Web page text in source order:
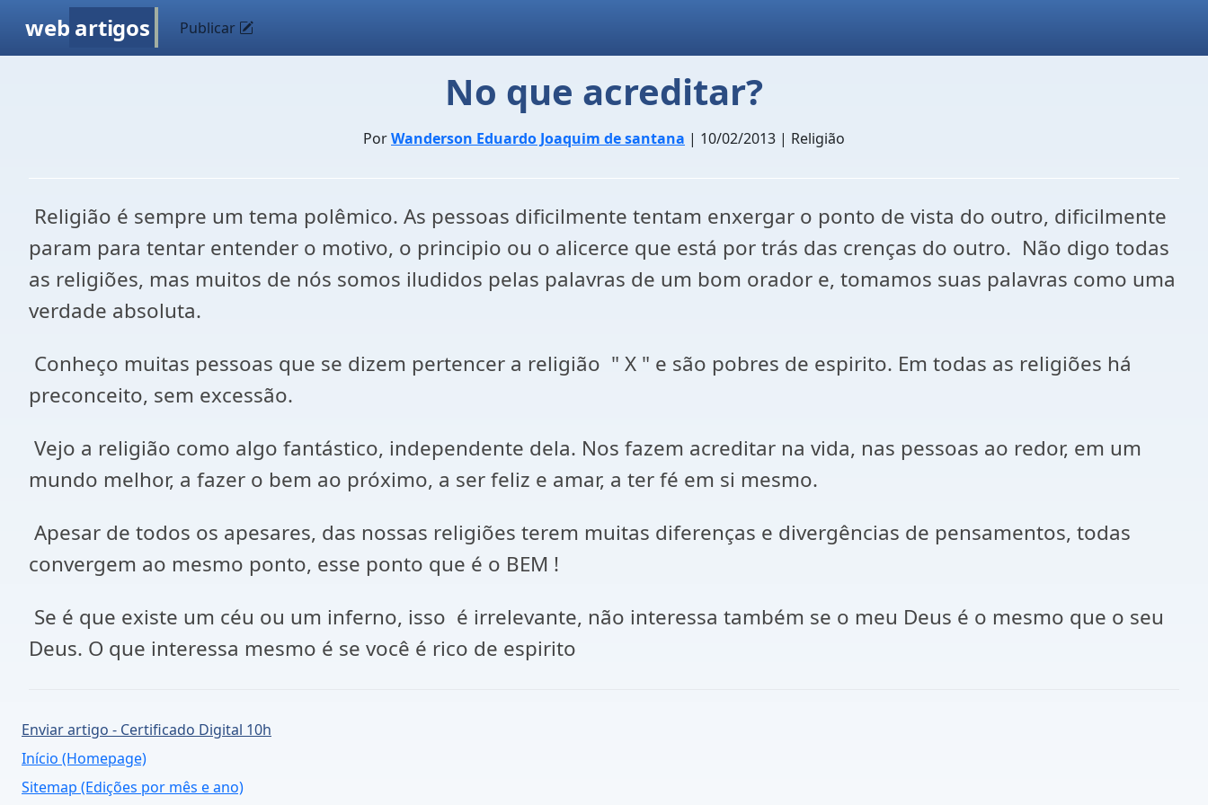
web artigos Publicar
No que acreditar?
PorWanderson Eduardo Joaquim de santana | 10/02/2013 | Religião
Religião é sempre um tema polêmico. As pessoas dificilmente tentam enxergar o ponto de vista do outro, dificilmente
param para tentar entender o motivo, o principio ou o alicerce que está por trás das crenças do outro. Não digo todas
as religiões, mas muitos de nós somos iludidos pelas palavras de um bom orador e, tomamos suas palavras como uma
verdade absoluta.
Conheço muitas pessoas que se dizem pertencer a religião " X " e são pobres de espirito. Em todas as religiões há
preconceito, sem excessão.
Vejo a religião como algo fantástico, independente dela. Nos fazem acreditar na vida, nas pessoas ao redor, em um
mundo melhor, a fazer o bem ao próximo, a ser feliz e amar, a ter fé em si mesmo.
Apesar de todos os apesares, das nossas religiões terem muitas diferenças e divergências de pensamentos, todas
convergem ao mesmo ponto, esse ponto que é o BEM !
Se é que existe um céu ou um inferno, isso é irrelevante, não interessa também se o meu Deus é o mesmo que o seu
Deus. O que interessa mesmo é se você é rico de espirito
Enviar artigo - Certificado Digital 10h
Início (Homepage)
Sitemap (Edições por mês e ano)